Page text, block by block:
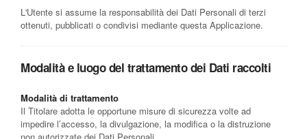
L'Utente si assume la responsabilità dei Dati Personali di terzi
ottenuti, pubblicati o condivisi mediante questa Applicazione.
Modalità e luogo del trattamento dei Dati raccolti
Modalità di trattamento
Il Titolare adotta le opportune misure di sicurezza volte ad
impedire l’accesso, la divulgazione, la modifica o la distruzione